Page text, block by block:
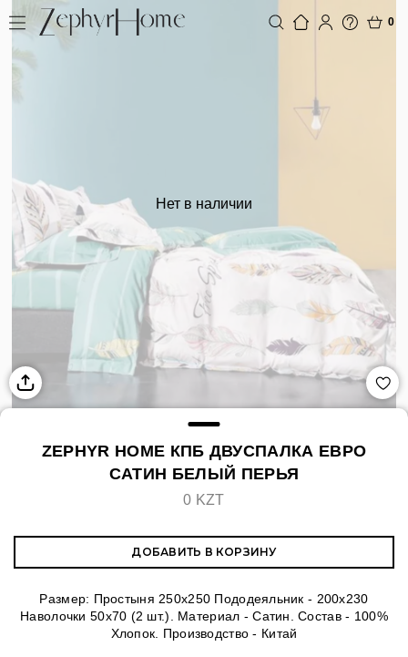
0
Нет в наличии
ZEPHYR HOME КПБ ДВУСПАЛКА ЕВРО
САТИН БЕЛЫЙ ПЕРЬЯ
0 KZT
ДОБАВИТЬ В КОРЗИНУ
Размер: Простыня 250х250 Пододеяльник - 200х230
Наволочки 50х70 (2 шт.). Материал - Сатин. Состав - 100%
Хлопок. Производство - Китай